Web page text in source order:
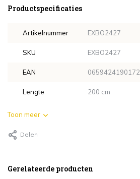
Productspecificaties
Artikelnummer EXBO2427
SKU EXBO2427
EAN 0659424190172
Lengte 200 cm
Toon meer
Delen
Gerelateerde producten